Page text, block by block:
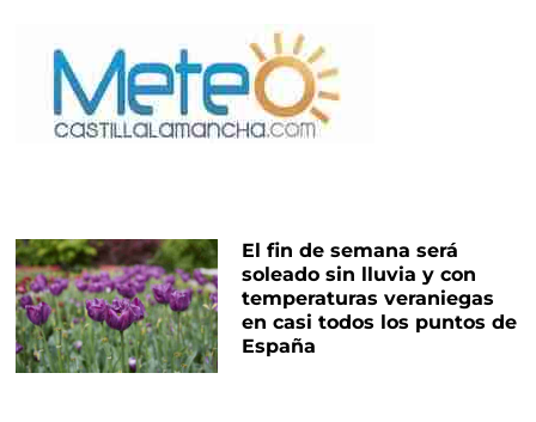
El fin de semana será
soleado sin lluvia y con
temperaturas veraniegas
en casi todos los puntos de
España